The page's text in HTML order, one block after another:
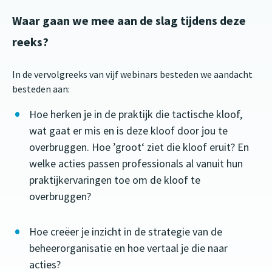
Waar gaan we mee aan de slag tijdens deze
reeks?
In de vervolgreeks van vijf webinars besteden we aandacht
besteden aan:
Hoe herken je in de praktijk die tactische kloof,
wat gaat er mis en is deze kloof door jou te
overbruggen. Hoe ’groot‘ ziet die kloof eruit? En
welke acties passen professionals al vanuit hun
praktijkervaringen toe om de kloof te
overbruggen?
Hoe creëer je inzicht in de strategie van de
beheerorganisatie en hoe vertaal je die naar
acties?